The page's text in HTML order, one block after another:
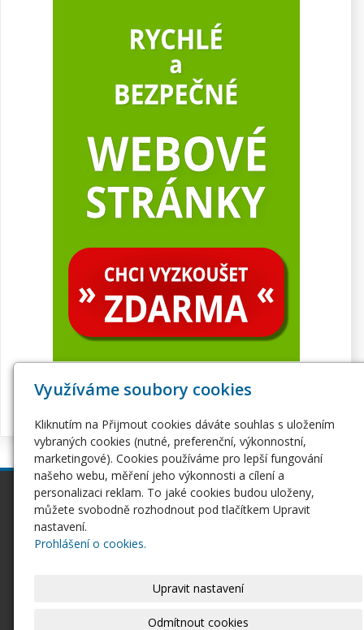
inPage
Webové stránky
Pro začátečníky
Seznámení s inPage
Webhosting
Hosting
Ostatní
Využíváme soubory cookies
Kliknutím na Přijmout cookies dáváte souhlas s uložením
vybraných cookies (nutné, preferenční, výkonnostní,
marketingové). Cookies používáme pro lepší fungování
našeho webu, měření jeho výkonnosti a cílení a
personalizaci reklam. To jaké cookies budou uloženy,
můžete svobodně rozhodnout pod tlačítkem Upravit
nastavení.
Prohlášení o cookies.
Upravit nastavení
Odmítnout cookies